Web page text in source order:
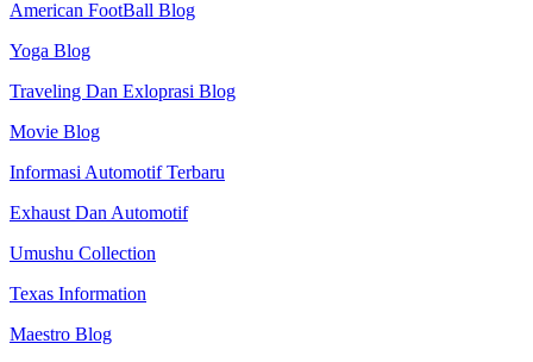
American FootBall Blog
Yoga Blog
Traveling Dan Exloprasi Blog
Movie Blog
Informasi Automotif Terbaru
Exhaust Dan Automotif
Umushu Collection
Texas Information
Maestro Blog